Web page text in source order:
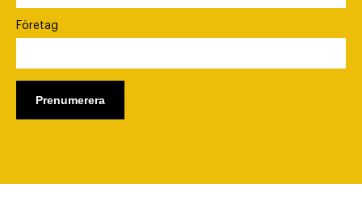
Företag